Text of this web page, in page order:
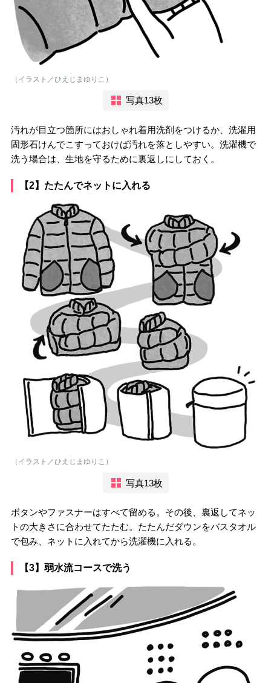
（イラスト／ひえじまゆりこ）
写真13枚
汚れが目立つ箇所にはおしゃれ着用洗剤をつけるか、洗濯用
固形石けんでこすっておけば汚れを落としやすい。洗濯機で
洗う場合は、生地を守るために裏返しにしておく。
【2】たたんでネットに入れる
（イラスト／ひえじまゆりこ）
写真13枚
ボタンやファスナーはすべて留める。その後、裏返してネッ
トの大きさに合わせてたたむ。たたんだダウンをバスタオル
で包み、ネットに入れてから洗濯機に入れる。
【3】弱水流コースで洗う